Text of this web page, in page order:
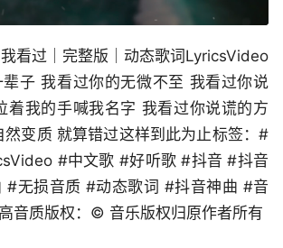
看过｜完整版｜动态歌词LyricsVideo
子 我看过你的无微不至 我看过你说
着我的手喊我名字 我看过你说谎的方
然变质 就算错过这样到此为止标签：#
#中文歌 #好听歌 #抖音 #抖音
#无损音质 #动态歌词 #抖音神曲 #音
音质版权：© 音乐版权归原作者所有